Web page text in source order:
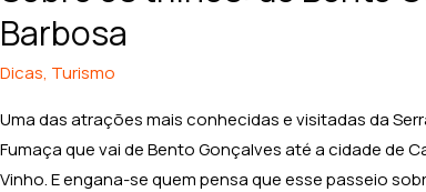
Barbosa
Dicas, Turismo
Uma das atrações mais conhecidas e visitadas da
Fumaça que vai de Bento Gonçalves até a cidade de
Vinho. E engana-se quem pensa que esse passeio